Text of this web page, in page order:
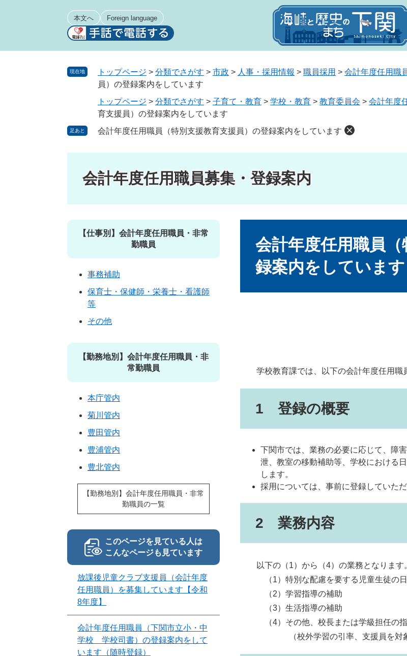
本文へ Foreign language
現在地 トップページ > 分類でさがす > 市政 > 人事・採用情報 > 職員採用 > 会計年度任用職
員）の登録案内をしています
トップページ > 分類でさがす > 子育て・教育 > 学校・教育 > 教育委員会 > 会計年度
育支援員）の登録案内をしています
足あと 会計年度任用職員（特別支援教育支援員）の登録案内をしています
会計年度任用職員募集・登録案内
会計年度任用職員
録案内をしています
学校教育課では、以下の会計年度任用職
1 登録の概要
下関市では、業務の必要に応じて、障
泄、教室の移動補助等、学校における
します。
採用については、事前に登録していた
2 業務内容
以下の（1）から（4）の業務となります
（1）特別な配慮を要する児童生徒の
（2）学習指導の補助
（3）生活指導の補助
（4）その他、校長または学級担任の
（校外学習の引率、支援員を対象
【仕事別】会計年度任用職員・非常
勤職員
事務補助
保育士・保健師・栄養士・看護師
等
その他
【勤務地別】会計年度任用職員・非
常勤職員
本庁管内
菊川管内
豊田管内
豊浦管内
豊北管内
【勤務地別】会計年度任用職員・非常
勤職員の一覧
このページを見ている人は
こんなページも見ています
放課後児童クラブ支援員（会計年度
任用職員）を募集しています【令和
8年度】
会計年度任用職員（下関市立小・中
学校 学校司書）の登録案内をして
います（随時登録）